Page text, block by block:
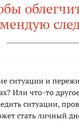
ситуации и
Или что-то
ситуации,
стать личный